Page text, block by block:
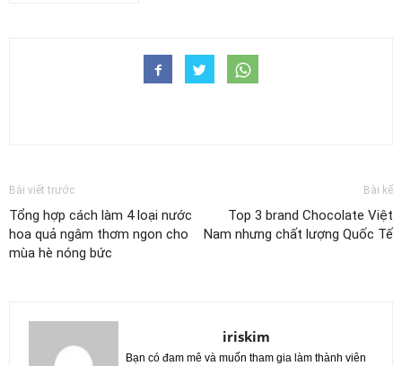
Bài viết trước
Tổng hợp cách làm 4 loại nước
hoa quả ngâm thơm ngon cho
mùa hè nóng bức
Bài kế
Top 3 brand Chocolate Việt
Nam nhưng chất lượng Quốc Tế
iriskim
Bạn có đam mê và muốn tham gia làm thành viên